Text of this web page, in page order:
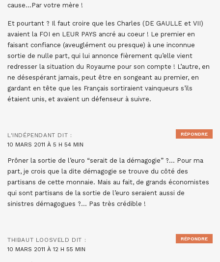
cause…Par votre mère !
Et pourtant ? Il faut croire que les Charles (DE GAULLE et VII)
avaient la FOI en LEUR PAYS ancré au coeur ! Le premier en
faisant confiance (aveuglément ou presque) à une inconnue
sortie de nulle part, qui lui annonce fièrement qu’elle vient
redresser la situation du Royaume pour son compte ! L’autre, en
ne désespérant jamais, peut être en songeant au premier, en
gardant en tête que les Français sortiraient vainqueurs s’ils
étaient unis, et avaient un défenseur à suivre.
L'INDÉPENDANT DIT :
10 MARS 2011 À 5 H 54 MIN
Prôner la sortie de l’euro “serait de la démagogie” ?… Pour ma
part, je crois que la dite démagogie se trouve du côté des
partisans de cette monnaie. Mais au fait, de grands économistes
qui sont partisans de la sortie de l’euro seraient aussi de
sinistres démagogues ?… Pas très crédible !
RÉPONDRE
THIBAUT LOOSVELD DIT :
10 MARS 2011 À 12 H 55 MIN
RÉPONDRE